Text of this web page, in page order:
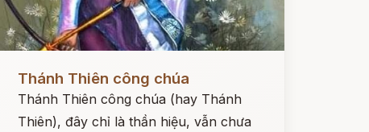
Thánh Thiên công chúa
Thánh Thiên công chúa (hay Thánh
Thiên), đây chỉ là thần hiệu, vẫn chưa